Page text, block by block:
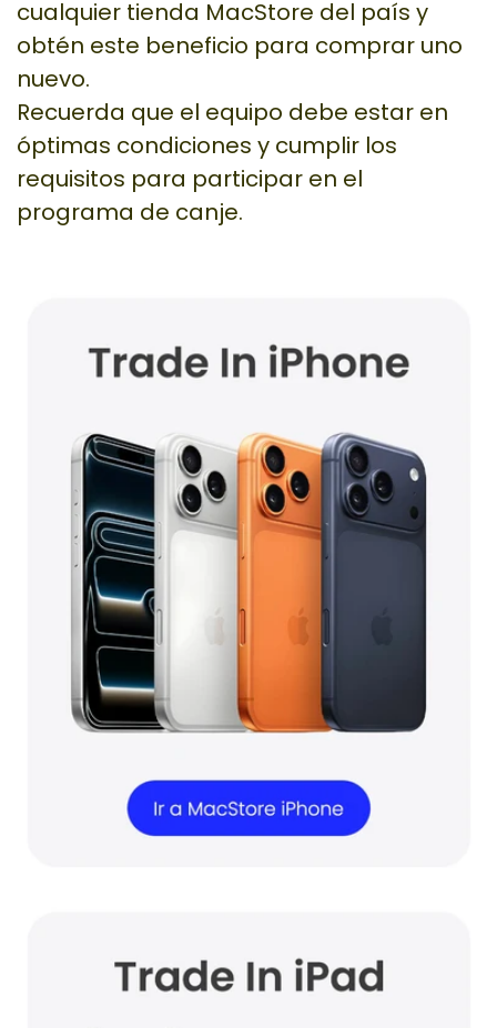
cualquier tienda MacStore del país y
obtén este beneficio para comprar uno
nuevo.
Recuerda que el equipo debe estar en
óptimas condiciones y cumplir los
requisitos para participar en el
programa de canje.